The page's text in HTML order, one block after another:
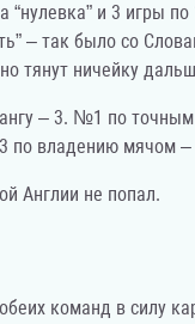
“нулевка” и 3 игры
– так было со
тянут ничейку
– 3. №1 по
по владению мячом –
Англии не попал.
команд в силу